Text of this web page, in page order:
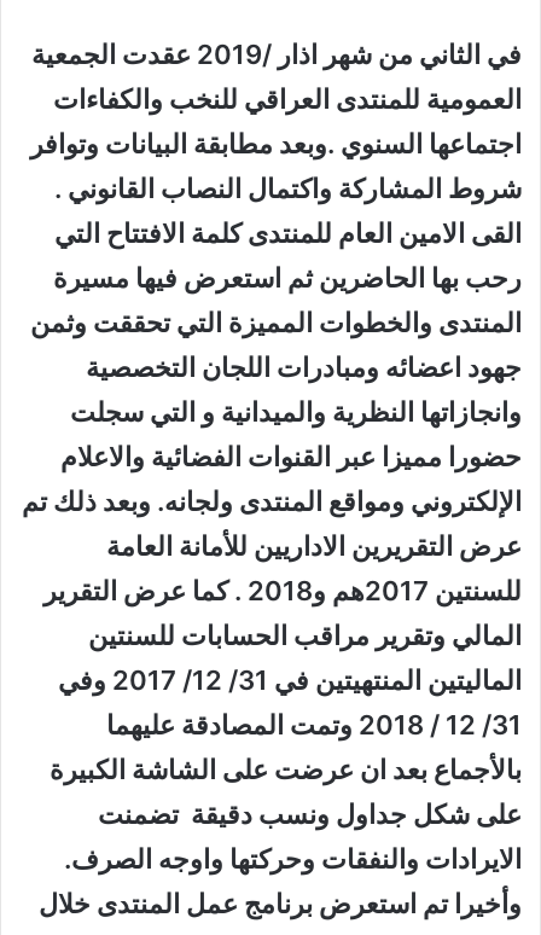
في الثاني من شهر اذار /2019 عقدت الجمعية
العمومية للمنتدى العراقي للنخب والكفاءات
اجتماعها السنوي .وبعد مطابقة البيانات وتوافر
شروط المشاركة واكتمال النصاب القانوني .
القى الامين العام للمنتدى كلمة الافتتاح التي
رحب بها الحاضرين ثم استعرض فيها مسيرة
المنتدى والخطوات المميزة التي تحققت وثمن
جهود اعضائه ومبادرات اللجان التخصصية
وانجازاتها النظرية والميدانية و التي سجلت
حضورا مميزا عبر القنوات الفضائية والاعلام
الإلكتروني ومواقع المنتدى ولجانه. وبعد ذلك تم
عرض التقريرين الاداريين للأمانة العامة
للسنتين 2017هم و2018 . كما عرض التقرير
المالي وتقرير مراقب الحسابات للسنتين
الماليتين المنتهيتين في 31/ 12/ 2017 وفي
31/ 12 / 2018 وتمت المصادقة عليهما
بالأجماع بعد ان عرضت على الشاشة الكبيرة
على شكل جداول ونسب دقيقة تضمنت
الايرادات والنفقات وحركتها واوجه الصرف.
وأخيرا تم استعرض برنامج عمل المنتدى خلال